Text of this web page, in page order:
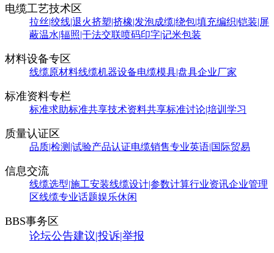
电缆工艺技术区
拉丝|绞线|退火挤塑|挤橡|发泡成缆|绕包|填充编织|铠装|屏
蔽温水|辐照|干法交联喷码印字|记米包装
材料设备专区
线缆原材料线缆机器设备电缆模具|盘具企业厂家
标准资料专栏
标准求助标准共享技术资料共享标准讨论|培训学习
质量认证区
品质|检测|试验产品认证电缆销售专业英语|国际贸易
信息交流
线缆选型|施工安装线缆设计|参数计算行业资讯企业管理
区线缆专业话题娱乐休闲
BBS事务区
论坛公告建议|投诉|举报